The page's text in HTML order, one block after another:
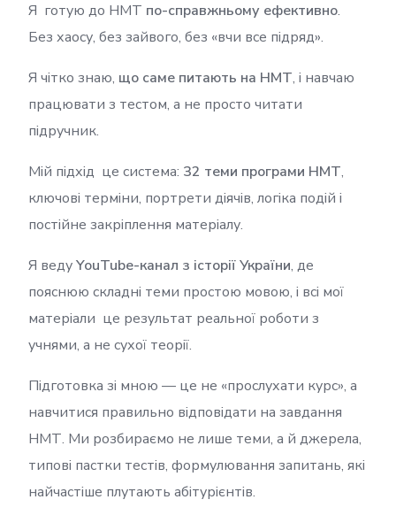
Я готую до НМТ по-справжньому ефективно.
Без хаосу, без зайвого, без «вчи все підряд».
Я чітко знаю, що саме питають на НМТ, і навчаю
працювати з тестом, а не просто читати
підручник.
Мій підхід це система: 32 теми програми НМТ,
ключові терміни, портрети діячів, логіка подій і
постійне закріплення матеріалу.
Я ведуYouTube-канал з історії України, де
пояснюю складні теми простою мовою, і всі мої
матеріали це результат реальної роботи з
учнями, а не сухої теорії.
Підготовка зі мною — це не «прослухати курс», а
навчитися правильно відповідати на завдання
НМТ. Ми розбираємо не лише теми, а й джерела,
типові пастки тестів, формулювання запитань, які
найчастіше плутають абітурієнтів.